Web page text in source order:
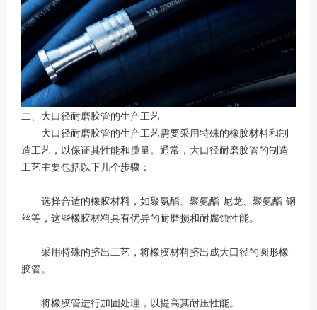
二、大口径耐磨胶管的生产工艺
大口径耐磨胶管的生产工艺需要采用特殊的橡胶材料和制
造工艺，以保证其性能和质量。通常，大口径耐磨胶管的制造
工艺主要包括以下几个步骤：
选择合适的橡胶材料，如聚氨酯、聚氨酯-尼龙、聚氨酯-钢
丝等，这些橡胶材料具有优异的耐磨损和耐腐蚀性能。
采用特殊的挤出工艺，将橡胶材料挤出成大口径的圆形橡
胶管。
将橡胶管进行加固处理，以提高其耐压性能。